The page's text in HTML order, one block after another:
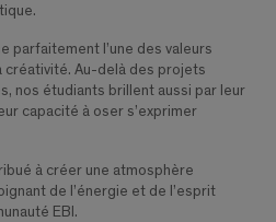
parfaitement l’une des valeurs
créativité. Au-delà des projets
nos étudiants brillent aussi par leur
capacité à oser s’exprimer
à créer une atmosphère
de l’énergie et de l’esprit
EBI.